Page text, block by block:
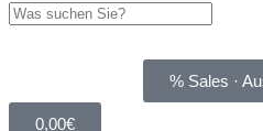
% Sales ·
0,00€